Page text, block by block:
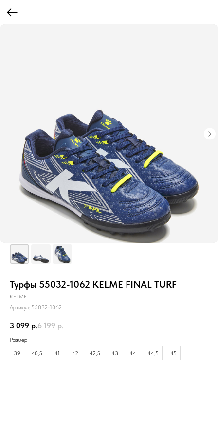
Турфы 55032-1062 KELME FINAL TURF
KELME
Артикул: 55032-1062
3 099 р.6 199 р.
Размер
39
40,5 41 42 42,5 43 44 44,5 45